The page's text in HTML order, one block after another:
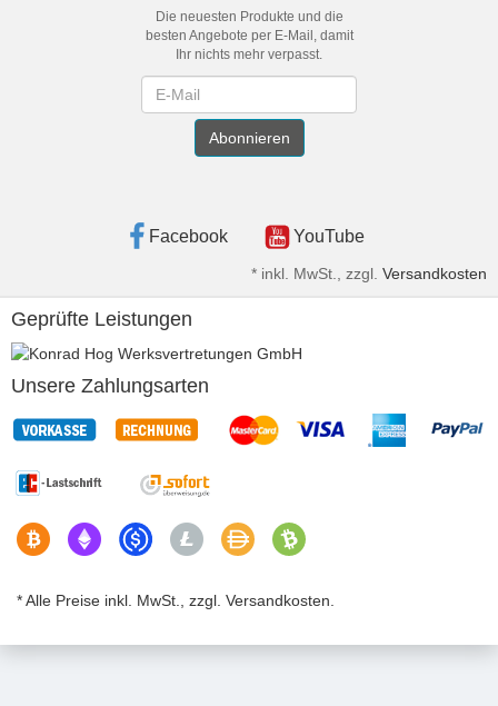
Die neuesten Produkte und die
besten Angebote per E-Mail, damit
Ihr nichts mehr verpasst.
Abonnieren
Facebook YouTube
* inkl. MwSt., zzgl. Versandkosten
Geprüfte Leistungen
Unsere Zahlungsarten
* Alle Preise inkl. MwSt., zzgl. Versandkosten.